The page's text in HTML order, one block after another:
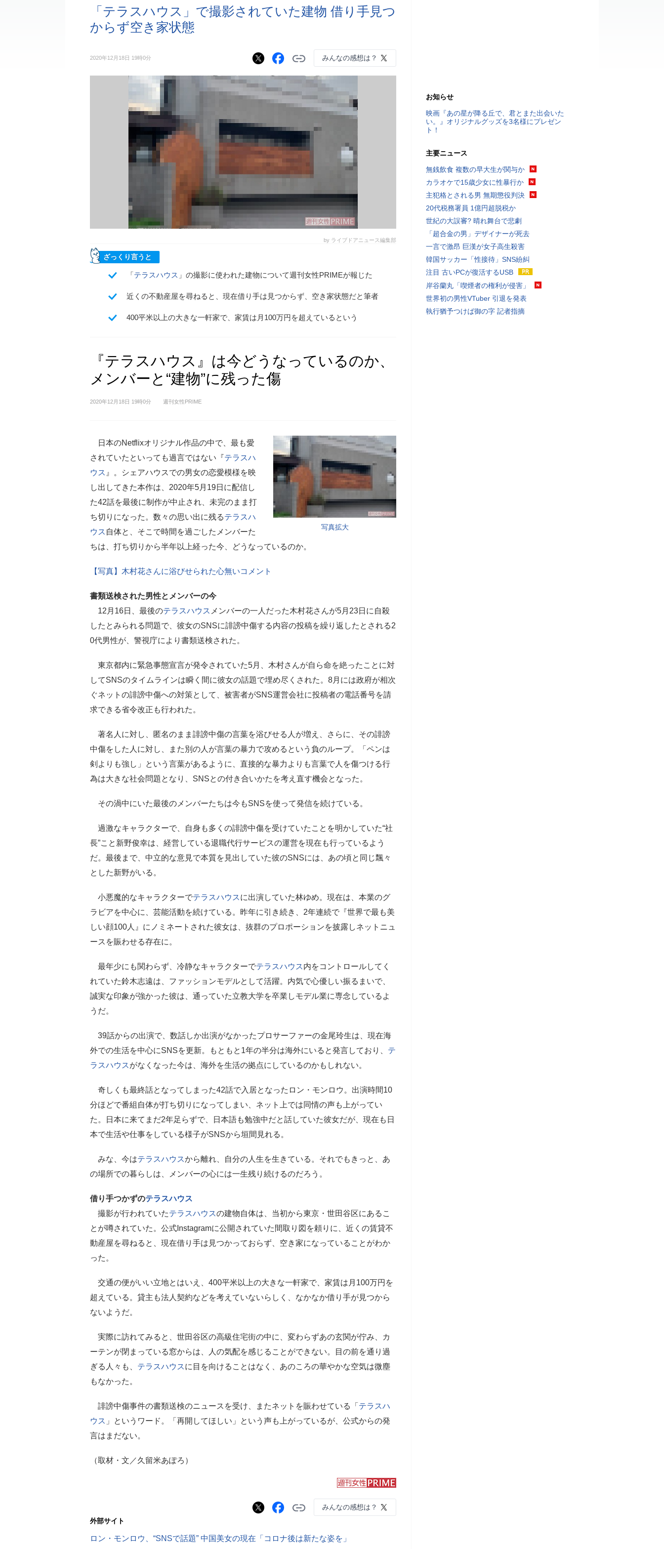
「テラスハウス」で撮影されていた建物 借り手見つ
からず空き家状態
2020年12月18日 19時0分 みんなの感想は？
by ライブドアニュース編集部
ざっくり言うと
「テラスハウス 」の撮影に使われた建物について週刊女性PRIMEが報じた
近くの不動産屋を尋ねると、現在借り手は見つからず、空き家状態だと筆者
400平米以上の大きな一軒家で、家賃は月100万円を超えているという
『テラスハウス』は今どうなっているのか、
メンバーと“建物”に残った傷
2020年12月18日 19時0分 週刊女性PRIME
写真拡大
日本のNetflixオリジナル作品の中で、最も愛
されていたといっても過言ではない『テラスハ
ウス 』。シェアハウスでの男女の恋愛模様を映
し出してきた本作は、2020年5月19日に配信し
た42話を最後に制作が中止され、未完のまま打
ち切りになった。数々の思い出に残るテラスハ
ウス 自体と、そこで時間を過ごしたメンバーた
ちは、打ち切りから半年以上経った今、どうなっているのか。
【写真】木村花さんに浴びせられた心無いコメント
書類送検された男性とメンバーの今
12月16日、最後のテラスハウス メンバーの一人だった木村花さんが5月23日に自殺
したとみられる問題で、彼女のSNSに誹謗中傷する内容の投稿を繰り返したとされる2
0代男性が、警視庁により書類送検された。
東京都内に緊急事態宣言が発令されていた5月、木村さんが自ら命を絶ったことに対
してSNSのタイムラインは瞬く間に彼女の話題で埋め尽くされた。8月には政府が相次
ぐネットの誹謗中傷への対策として、被害者がSNS運営会社に投稿者の電話番号を請
求できる省令改正も行われた。
著名人に対し、匿名のまま誹謗中傷の言葉を浴びせる人が増え、さらに、その誹謗
中傷をした人に対し、また別の人が言葉の暴力で攻めるという負のループ。「ペンは
剣よりも強し」という言葉があるように、直接的な暴力よりも言葉で人を傷つける行
為は大きな社会問題となり、SNSとの付き合いかたを考え直す機会となった。
その渦中にいた最後のメンバーたちは今もSNSを使って発信を続けている。
過激なキャラクターで、自身も多くの誹謗中傷を受けていたことを明かしていた“社
長”こと新野俊幸は、経営している退職代行サービスの運営を現在も行っているよう
だ。最後まで、中立的な意見で本質を見出していた彼のSNSには、あの頃と同じ飄々
とした新野がいる。
小悪魔的なキャラクターでテラスハウスに出演していた林ゆめ。現在は、本業のグ
ラビアを中心に、芸能活動を続けている。昨年に引き続き、2年連続で『世界で最も美
しい顔100人』にノミネートされた彼女は、抜群のプロポーションを披露しネットニュ
ースを賑わせる存在に。
最年少にも関わらず、冷静なキャラクターでテラスハウス内をコントロールしてく
れていた鈴木志遠は、ファッションモデルとして活躍。内気で心優しい振るまいで、
誠実な印象が強かった彼は、通っていた立教大学を卒業しモデル業に専念しているよ
うだ。
39話からの出演で、数話しか出演がなかったプロサーファーの金尾玲生は、現在海
外での生活を中心にSNSを更新。もともと1年の半分は海外にいると発言しており、 テ
ラスハウスがなくなった今は、海外を生活の拠点にしているのかもしれない。
奇しくも最終話となってしまった42話で入居となったロン・モンロウ。出演時間10
分ほどで番組自体が打ち切りになってしまい、ネット上では同情の声も上がってい
た。日本に来てまだ2年足らずで、日本語も勉強中だと話していた彼女だが、現在も日
本で生活や仕事をしている様子がSNSから垣間見れる。
みな、今はテラスハウスから離れ、自分の人生を生きている。それでもきっと、あ
の場所での暮らしは、メンバーの心には一生残り続けるのだろう。
借り手つかずのテラスハウス
撮影が行われていたテラスハウスの建物自体は、当初から東京・世田谷区にあるこ
とが噂されていた。公式Instagramに公開されていた間取り図を頼りに、近くの賃貸不
動産屋を尋ねると、現在借り手は見つかっておらず、空き家になっていることがわか
った。
交通の便がいい立地とはいえ、400平米以上の大きな一軒家で、家賃は月100万円を
超えている。貸主も法人契約などを考えていないらしく、なかなか借り手が見つから
ないようだ。
実際に訪れてみると、世田谷区の高級住宅街の中に、変わらずあの玄関が佇み、カ
ーテンが閉まっている窓からは、人の気配を感じることができない。目の前を通り過
ぎる人々も、 テラスハウスに目を向けることはなく、あのころの華やかな空気は微塵
もなかった。
誹謗中傷事件の書類送検のニュースを受け、またネットを賑わせている「 テラスハ
ウス 」というワード。「再開してほしい」という声も上がっているが、公式からの発
言はまだない。
（取材・文／久留米あぽろ）
みんなの感想は？
外部サイト
ロン・モンロウ、“SNSで話題” 中国美女の現在「コロナ後は新たな姿を」
お知らせ
映画『あの星が降る丘で、君とまた出会いた
い。』オリジナルグッズを3名様にプレゼン
ト！
主要ニュース
無銭飲食 複数の早大生が関与か
カラオケで15歳少女に性暴行か
主犯格とされる男 無期懲役判決
20代税務署員 1億円超脱税か
世紀の大誤審? 晴れ舞台で悲劇
「超合金の男」デザイナーが死去
一言で激昂 巨漢が女子高生殺害
韓国サッカー「性接待」SNS紛糾
注目 古いPCが復活するUSB
岸谷蘭丸「喫煙者の権利が侵害」
世界初の男性VTuber 引退を発表
執行猶予つけば御の字 記者指摘